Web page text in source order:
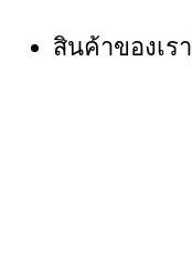
สินค้าของเรา